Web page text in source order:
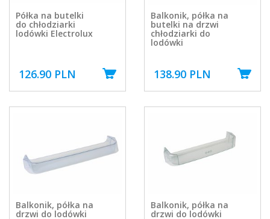
Półka na butelki
do chłodziarki
lodówki Electrolux
126.90 PLN
Balkonik, półka na
butelki na drzwi
chłodziarki do
lodówki
138.90 PLN
Balkonik, półka na
drzwi do lodówki
Balkonik, półka na
drzwi do lodówki